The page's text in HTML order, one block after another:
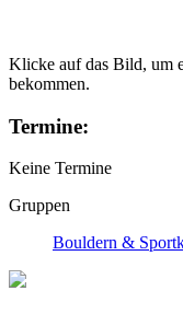
Klicke auf das Bild, um
bekommen.
Termine:
Keine Termine
Gruppen
Bouldern &